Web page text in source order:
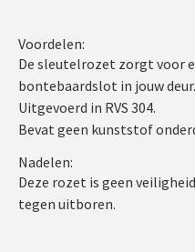
Voordelen:
De sleutelrozet zorgt voor
bontebaardslot in jouw deur.
Uitgevoerd in RVS 304.
Bevat geen kunststof
Nadelen:
Deze rozet is geen
tegen uitboren.